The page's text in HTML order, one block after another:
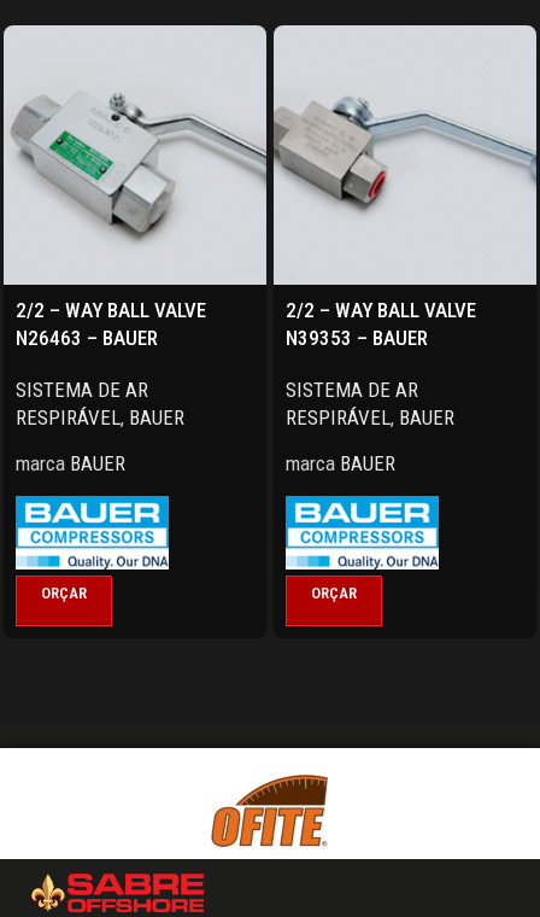
2/2 – WAY BALL VALVE
N26463 – BAUER
SISTEMA DE AR
RESPIRÁVEL, BAUER
marca BAUER
ORÇAR
2/2 – WAY BALL VALVE
N39353 – BAUER
SISTEMA DE AR
RESPIRÁVEL, BAUER
marca BAUER
ORÇAR